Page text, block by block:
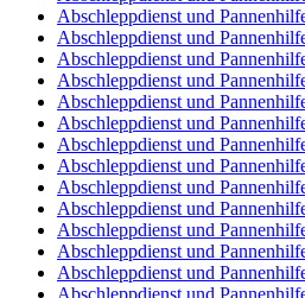
Abschleppdienst und
Abschleppdienst und
Abschleppdienst und
Abschleppdienst und
Abschleppdienst und
Abschleppdienst und
Abschleppdienst und
Abschleppdienst und
Abschleppdienst und
Abschleppdienst und
Abschleppdienst und
Abschleppdienst und
Abschleppdienst und
Abschleppdienst und